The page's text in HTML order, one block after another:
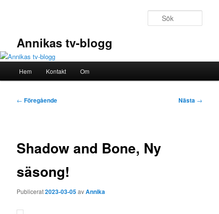
Annikas tv-blogg
Hem Kontakt Om
Inläggsnavigering
← Föregående Nästa →
Shadow and Bone, Ny
säsong!
Publicerat2023-03-05avAnnika